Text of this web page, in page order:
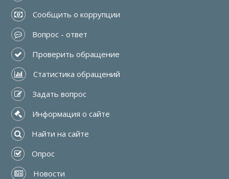
Сообщить о коррупции
Вопрос - ответ
Проверить обращение
Статистика обращений
Задать вопрос
Информация о сайте
Найти на сайте
Опрос
Новости